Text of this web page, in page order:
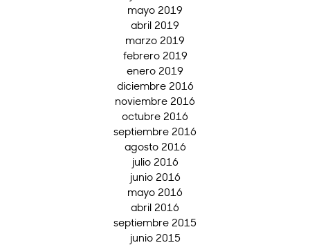
mayo 2019
abril 2019
marzo 2019
febrero 2019
enero 2019
diciembre 2016
noviembre 2016
octubre 2016
septiembre 2016
agosto 2016
julio 2016
junio 2016
mayo 2016
abril 2016
septiembre 2015
junio 2015